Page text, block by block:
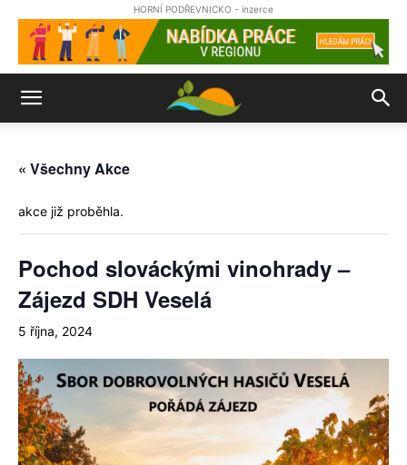
HORNÍ PODŘEVNICKO - inzerce
« Všechny Akce
akce již proběhla.
Pochod slováckými vinohrady –
Zájezd SDH Veselá
5 října, 2024